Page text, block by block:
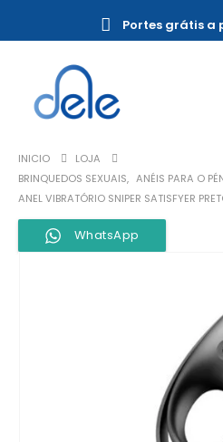
Portes grátis a
INICIO
LOJA
BRINQUEDOS SEXUAIS, ANÉIS PARA O
ANEL VIBRATÓRIO SNIPER SATISFYER
WhatsApp